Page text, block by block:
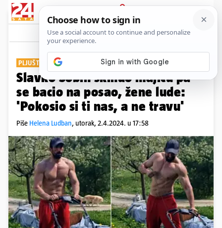
PRIJAVA
Show Komentari
PLJUŠTE POHVALE
Slavko Sobin skinuo majicu pa
se bacio na posao, žene lude:
'Pokosio si ti nas, a ne travu'
Piše Helena Ludban, utorak, 2.4.2024. u 17:58